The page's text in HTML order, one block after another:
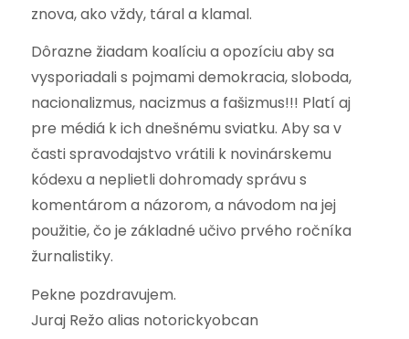
znova, ako vždy, táral a klamal.
Dôrazne žiadam koalíciu a opozíciu aby sa
vysporiadali s pojmami demokracia, sloboda,
nacionalizmus, nacizmus a fašizmus!!! Platí aj
pre médiá k ich dnešnému sviatku. Aby sa v
časti spravodajstvo vrátili k novinárskemu
kódexu a neplietli dohromady správu s
komentárom a názorom, a návodom na jej
použitie, čo je základné učivo prvého ročníka
žurnalistiky.
Pekne pozdravujem.
Juraj Režo alias notorickyobcan